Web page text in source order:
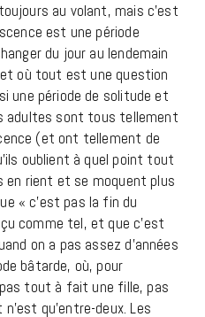
au volant, mais c’est
est une période
du jour au lendemain
et où tout est une question
une période de solitude et
adultes sont tous tellement
(et ont tellement de
oublient à quel point tout
en rient et se moquent plus
« c’est pas la fin du
comme tel, et que c’est
on a pas assez d’années
bâtarde, où, pour
tout à fait une fille, pas
qu’entre-deux. Les